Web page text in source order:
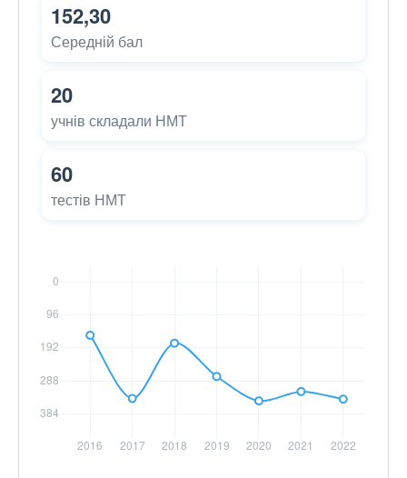
152,30
Середній бал
20
учнів складали НМТ
60
тестів НМТ